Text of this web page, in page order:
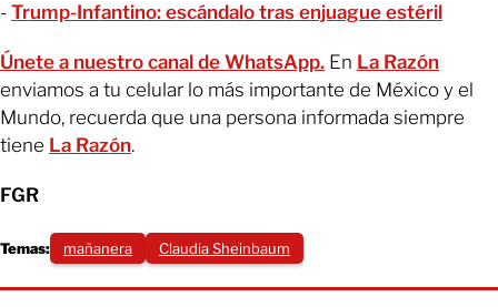
- Trump-Infantino: escándalo tras enjuague estéril
Únete a nuestro canal de WhatsApp. En La Razón
enviamos a tu celular lo más importante de México y el
Mundo, recuerda que una persona informada siempre
tiene La Razón.
FGR
Temas: mañanera Claudia Sheinbaum